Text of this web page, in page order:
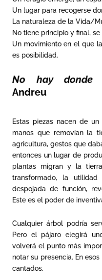
Un lugar para recogerse
La naturaleza de la Vida/
No tiene principio y final,
Un movimiento en el que
es posibilidad.
No hay donde
Andreu
Estas piezas nacen de
manos que removían la
agricultura, gestos que
entonces un lugar de
plantas migran y la
transformado, la
despojada de función,
Este es el poder de
Cualquier árbol podría
Pero el pájaro elegirá
volverá el punto más
notar su presencia. En
cantados.